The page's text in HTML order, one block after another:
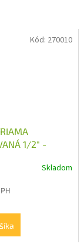
1/2" -
Skladom
Kód: 270010